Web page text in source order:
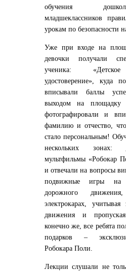
обучения
младшеклассников
урокам по безопасности
Уже при входе на
девочки получали
ученика: «Детское
удостоверение», куда
вписывали баллы
выходом на площадку
фотографировали и
фамилию и отчество,
стало персональным!
нескольких зонах:
мультфильмы «Робокар
и отвечали на вопросы
подвижные игры на
дорожного
электрокарах,
движения и
конечно же, все ребята
подарков –
Робокара Поли.
Лекции слушали не